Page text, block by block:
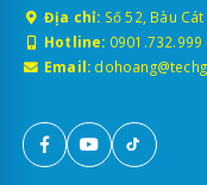
Địa chỉ: Số 52, Bàu
Hotline: 0901.732.999
Email: